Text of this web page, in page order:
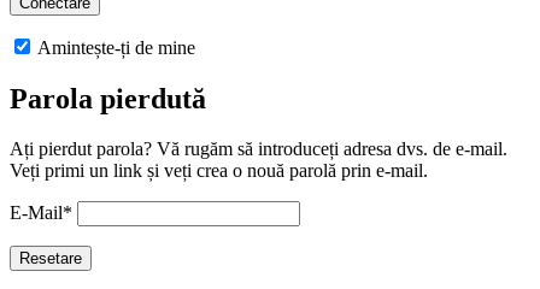
Amintește-ți de mine
Parola pierdută
Ați pierdut parola? Vă rugăm să introduceți adresa dvs. de e-mail.
Veți primi un link și veți crea o nouă parolă prin e-mail.
E-Mail*